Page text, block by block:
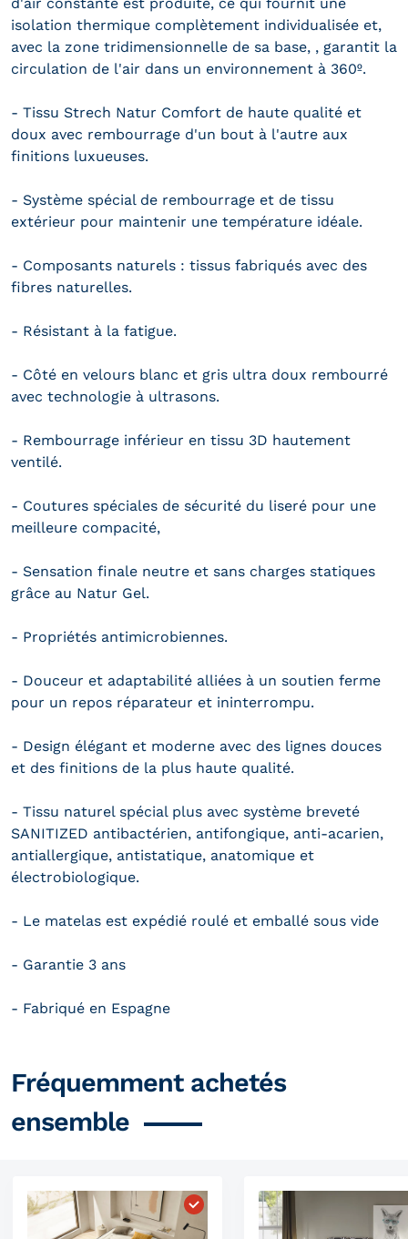
d'air constante est produite, ce qui fournit une
isolation thermique complètement individualisée et,
avec la zone tridimensionnelle de ​​sa base, , garantit la
circulation de l'air dans un environnement à 360º.
- Tissu Strech Natur Comfort de haute qualité et
doux avec rembourrage d'un bout à l'autre aux
finitions luxueuses.
- Système spécial de rembourrage et de tissu
extérieur pour maintenir une température idéale.
- Composants naturels : tissus fabriqués avec des
fibres naturelles.
- Résistant à la fatigue.
- Côté en velours blanc et gris ultra doux rembourré
avec technologie à ultrasons.
- Rembourrage inférieur en tissu 3D hautement
ventilé.
- Coutures spéciales de sécurité du liseré pour une
meilleure compacité,
- Sensation finale neutre et sans charges statiques
grâce au Natur Gel.
- Propriétés antimicrobiennes.
- Douceur et adaptabilité alliées à un soutien ferme
pour un repos réparateur et ininterrompu.
- Design élégant et moderne avec des lignes douces
et des finitions de la plus haute qualité.
- Tissu naturel spécial plus avec système breveté
SANITIZED antibactérien, antifongique, anti-acarien,
antiallergique, antistatique, anatomique et
électrobiologique.
- Le matelas est expédié roulé et emballé sous vide
- Garantie 3 ans
- Fabriqué en Espagne
Fréquemment achetés
ensemble
Choisissez "Matelas à ressorts